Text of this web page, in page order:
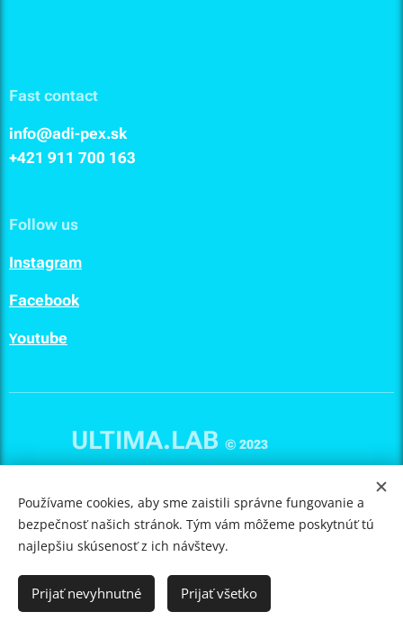
Fast contact
info@adi-pex.sk
+421 911 700 163
Follow us
Instagram
Facebook
Youtube
ULTIMA.LAB © 2023
Languages
Slovenčina
Čeština English Magyar
CZK Kč HUF Ft
Používame cookies, aby sme zaistili správne fungovanie a
bezpečnosť našich stránok. Tým vám môžeme poskytnúť tú
najlepšiu skúsenosť z ich návštevy.
Prijať nevyhnutné Prijať všetko